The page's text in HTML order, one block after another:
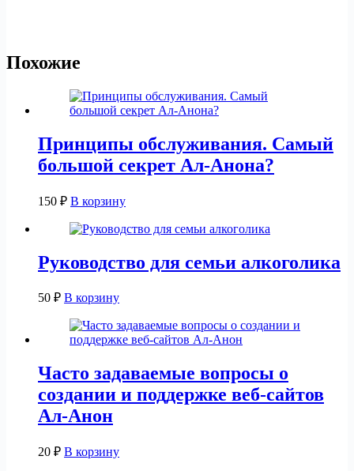
Похожие
Принципы обслуживания. Самый
большой секрет Ал-Анона?
150 ₽ В корзину
Руководство для семьи алкоголика
50 ₽ В корзину
Часто задаваемые вопросы о
создании и поддержке веб-сайтов
Ал-Анон
20 ₽ В корзину